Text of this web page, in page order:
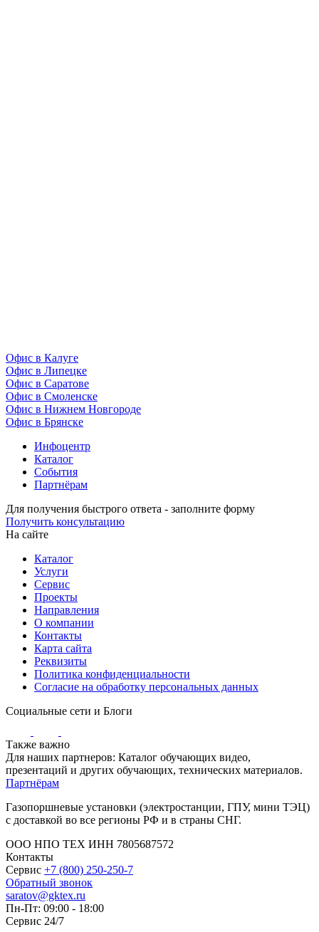
Офис в Калуге
Офис в Липецке
Офис в Саратове
Офис в Смоленске
Офис в Нижнем Новгороде
Офис в Брянске
Инфоцентр
Каталог
События
Партнёрам
Для получения быстрого ответа - заполните форму
Получить консультацию
На сайте
Каталог
Услуги
Сервис
Проекты
Направления
О компании
Контакты
Карта сайта
Реквизиты
Политика конфиденциальности
Согласие на обработку персональных данных
Социальные сети и Блоги
Также важно
Для наших партнеров: Каталог обучающих видео,
презентаций и других обучающих, технических материалов.
Партнёрам
Газопоршневые установки (электростанции, ГПУ, мини ТЭЦ)
с доставкой во все регионы РФ и в страны СНГ.
ООО НПО ТЕХ ИНН 7805687572
Контакты
Сервис +7 (800) 250-250-7
Обратный звонок
saratov@gktex.ru
Пн-Пт: 09:00 - 18:00
Сервис 24/7